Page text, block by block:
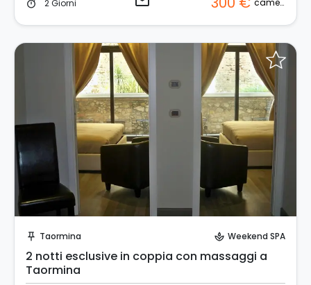
timer 2 Giorni camera
push_pin Taormina spa Weekend SPA
2 notti esclusive in coppia con massaggi a
Taormina